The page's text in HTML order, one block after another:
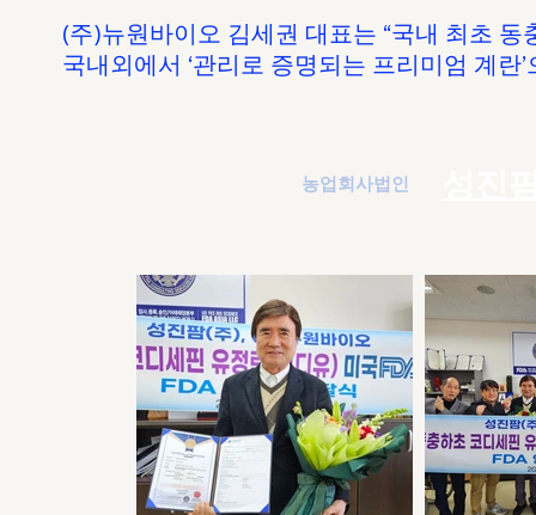
(주)뉴원바이오 김세권 대표는 “국내 최초
국내외에서 ‘관리로 증명되는 프리미엄 계란
농업회사법인